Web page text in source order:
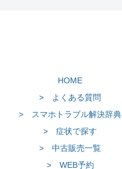
HOME
> よくある質問
> スマホトラブル解決辞典
> 症状で探す
> 中古販売一覧
> WEB予約